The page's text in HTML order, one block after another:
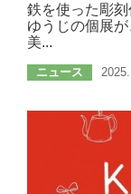
鉄を使った彫
ゆうじの個展
美...
ニュース